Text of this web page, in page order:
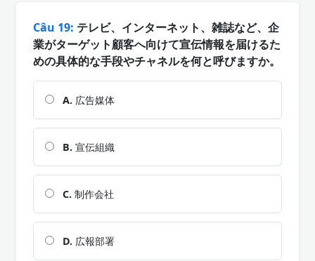
Câu 19: テレビ、インターネット、雑誌など、企
業がターゲット顧客へ向けて宣伝情報を届けるた
めの具体的な手段やチャネルを何と呼びますか。
A. 広告媒体
B. 宣伝組織
C. 制作会社
D. 広報部署